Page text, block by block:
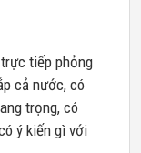
tiếp phỏng
cả nước, có
trọng, có
ý kiến gì với